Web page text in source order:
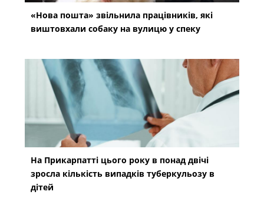
«Нова пошта» звільнила працівників, які
виштовхали собаку на вулицю у спеку
На Прикарпатті цього року в понад двічі
зросла кількість випадків туберкульозу в
дітей